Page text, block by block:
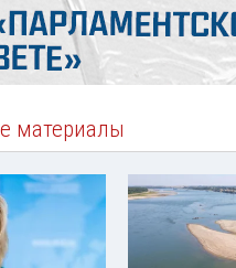
материалы